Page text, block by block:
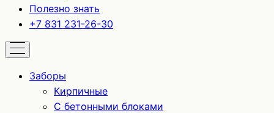
Полезно знать
+7 831 231-26-30
Заборы
Кирпичные
С бетонными блоками